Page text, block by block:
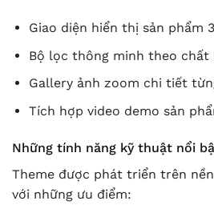
Giao diện hiển thị sản phẩm
Bộ lọc thông minh theo chất
Gallery ảnh zoom chi tiết
Tích hợp video demo sản
Những tính năng kỹ thuật nổi
Theme được phát triển trên
với những ưu điểm: